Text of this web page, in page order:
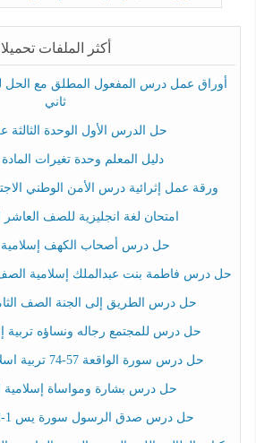
أكثر الملفات تحميلا
أوراق عمل درس المفعول المطلق مع
ثاني
حل الدرس الأول الوحدة
دليل المعلم وحدة تغيرات
ورقة عمل إثرائية درس الأمن الوطني
امتحان لغة انجليزية للصف العاشر
حل درس أصحاب الكهف
حل درس فاطمة بنت عبدالملك إسلامية
حل درس الطريق إلى الجنة الصف
حل درس للمجتمع رجاله ونساؤه
حل درس سورة الواقعة 57-74 تربية اسلامية الصف التاسع
حل درس بشارة ومواساة إسلامية
حل درس صدق الرسول سورة يس 1-12 إسلامية ثامن